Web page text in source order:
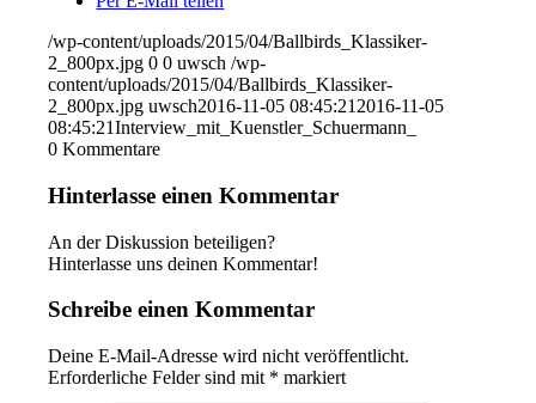
/wp-content/uploads/2015/04/Ballbirds_Klassiker-
2_800px.jpg 0 0 uwsch /wp-
content/uploads/2015/04/Ballbirds_Klassiker-
2_800px.jpg uwsch2016-11-05 08:45:21 2016-11-05
08:45:21Interview_mit_Kuenstler_Schuermann_
0 Kommentare
Hinterlasse einen Kommentar
An der Diskussion beteiligen?
Hinterlasse uns deinen Kommentar!
Schreibe einen Kommentar
Deine E-Mail-Adresse wird nicht veröffentlicht.
Erforderliche Felder sind mit * markiert